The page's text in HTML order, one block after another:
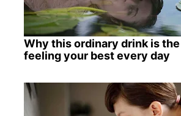
Why this ordinary drink is
feeling your best every day